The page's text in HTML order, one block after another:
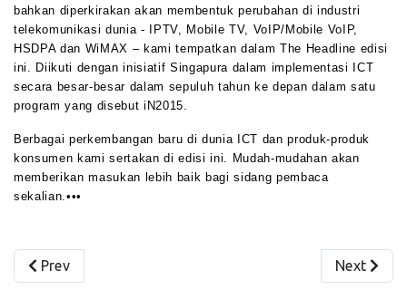
bahkan diperkirakan akan membentuk perubahan di industri
telekomunikasi dunia - IPTV, Mobile TV, VoIP/Mobile VoIP,
HSDPA dan WiMAX – kami tempatkan dalam The Headline edisi
ini. Diikuti dengan inisiatif Singapura dalam implementasi ICT
secara besar-besar dalam sepuluh tahun ke depan dalam satu
program yang disebut iN2015.
Berbagai perkembangan baru di dunia ICT dan produk-produk
konsumen kami sertakan di edisi ini. Mudah-mudahan akan
memberikan masukan lebih baik bagi sidang pembaca
sekalian.•••
Previous article: Cashless Society
Prev Next
Next